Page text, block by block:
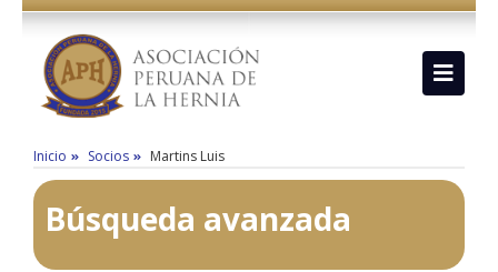
Inicio Socios Martins Luis
Búsqueda avanzada